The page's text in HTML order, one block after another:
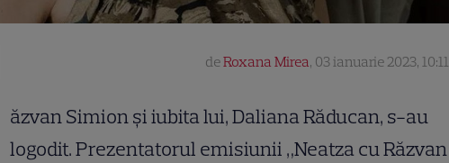
deRoxana Mirea, 03 ianuarie 2023, 10:11
ăzvan Simion și iubita lui, Daliana Răducan, s-au
logodit. Prezentatorul emisiunii „Neatza cu Răzvan